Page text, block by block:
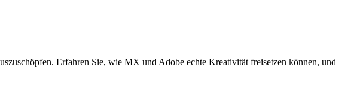
Erfahren Sie, wie MX und Adobe echte Kreativität freisetzen können, und